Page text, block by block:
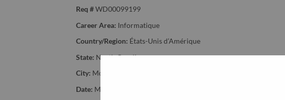
Req # WD00099199
Career Area: Informatique
Country/Region: États-Unis d’Amérique
State: North Carolina
City: Morrisville
Date: Mardi, mai 26, 2026